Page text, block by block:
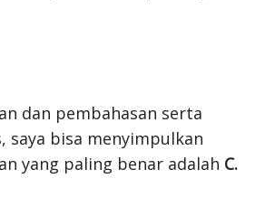
dan pembahasan serta
saya bisa menyimpulkan
yang paling benar adalah C.